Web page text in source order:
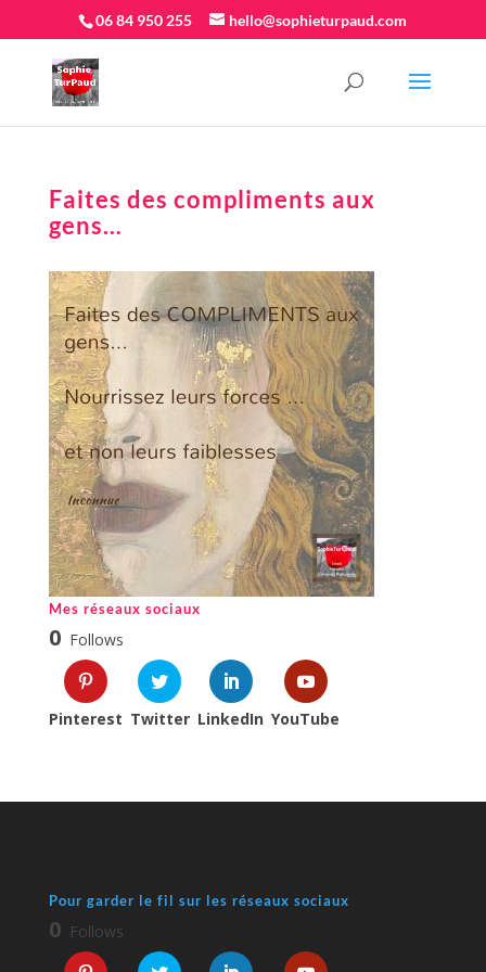
06 84 950 255 hello@sophieturpaud.com
Faites des compliments aux
gens…
Mes réseaux sociaux
0 Follows
Pinterest Twitter LinkedIn YouTube
Pour garder le fil sur les réseaux sociaux
0 Follows